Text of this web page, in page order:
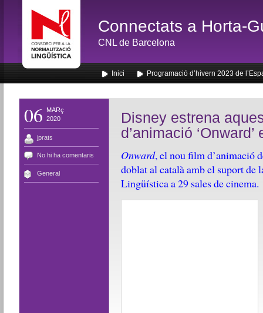
Connectats a Horta-
CNL de Barcelona
Inici Programació d’hivern 2023 de
06
MARç
2020
jprats
No hi ha comentaris
General
Disney estrena
d’animació
Onward, el nou film d’animació
doblat al català amb el suport
Lingüística a 29 sales de cinema.